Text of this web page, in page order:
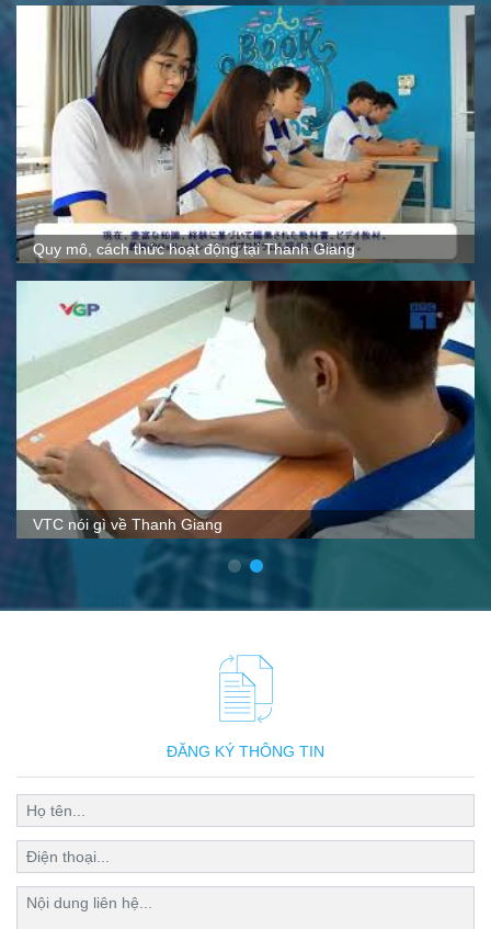
Quy mô, cách thức hoạt động tại Thanh Giang
VTC nói gì về Thanh Giang
ĐĂNG KÝ THÔNG TIN